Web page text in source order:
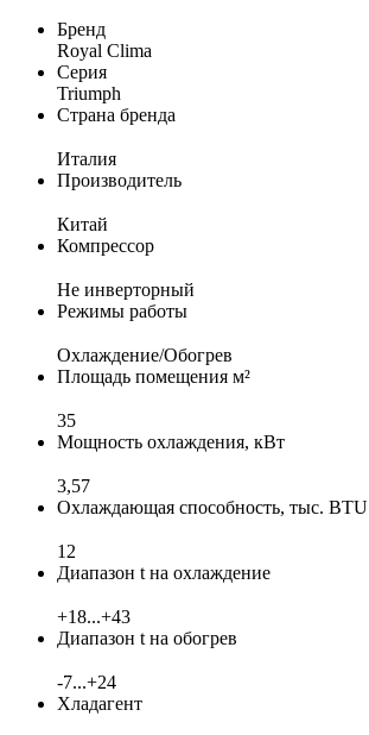
Бренд
Royal Clima
Серия
Triumph
Страна бренда
Италия
Производитель
Китай
Компрессор
Не инверторный
Режимы работы
Охлаждение/Обогрев
Площадь помещения м²
35
Мощность охлаждения, кВт
3,57
Охлаждающая способность, тыс. BTU
12
Диапазон t на охлаждение
+18...+43
Диапазон t на обогрев
-7...+24
Хладагент